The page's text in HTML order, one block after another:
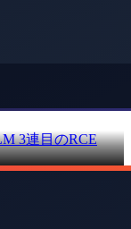
3連目のRCE